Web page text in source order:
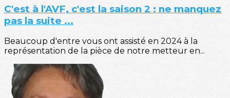
C'est à l'AVF, c'est la saison 2 : ne manquez
pas la suite ...
Beaucoup d'entre vous ont assisté en 2024 à la
représentation de la pièce de notre metteur en...